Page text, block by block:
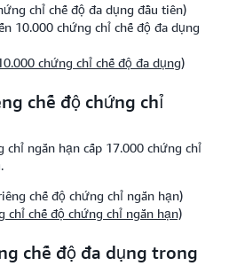
chỉ chế độ đa dụng đầu tiên)
10.000 chứng chỉ chế độ đa dụng
chứng chỉ chế độ đa dụng)
chế độ chứng chỉ
chỉ ngắn hạn cấp 17.000 chứng chỉ
chế độ chứng chỉ ngắn hạn)
chỉ chế độ chứng chỉ ngắn hạn)
chế độ đa dụng trong